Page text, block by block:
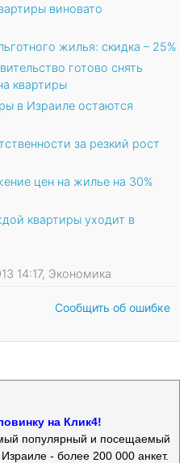
виновато
жилья: скидка – 25%
готово снять
квартиры
в Израиле остаются
за резкий рост
цен на жилье на 30%
квартиры уходит в
14:17, Экономика
Сообщить об ошибке
на Клик4!
популярный и посещаемый
Израиле - более 200 000 анкет.